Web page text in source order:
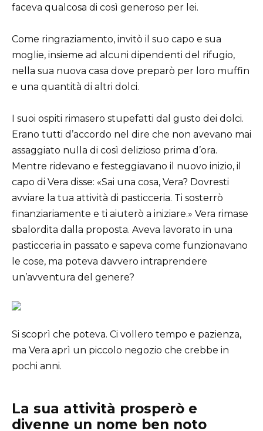
faceva qualcosa di così generoso per lei.
Come ringraziamento, invitò il suo capo e sua
moglie, insieme ad alcuni dipendenti del rifugio,
nella sua nuova casa dove preparò per loro muffin
e una quantità di altri dolci.
I suoi ospiti rimasero stupefatti dal gusto dei dolci.
Erano tutti d’accordo nel dire che non avevano mai
assaggiato nulla di così delizioso prima d’ora.
Mentre ridevano e festeggiavano il nuovo inizio, il
capo di Vera disse: «Sai una cosa, Vera? Dovresti
avviare la tua attività di pasticceria. Ti sosterrò
finanziariamente e ti aiuterò a iniziare.» Vera rimase
sbalordita dalla proposta. Aveva lavorato in una
pasticceria in passato e sapeva come funzionavano
le cose, ma poteva davvero intraprendere
un’avventura del genere?
Si scoprì che poteva. Ci vollero tempo e pazienza,
ma Vera aprì un piccolo negozio che crebbe in
pochi anni.
La sua attività prosperò e
divenne un nome ben noto